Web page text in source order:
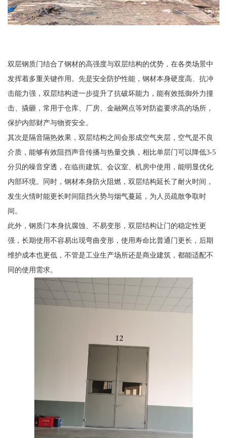
双层钢质门结合了钢材的高强度与双层结构的优势，在各类场景中
发挥着多重关键作用。先是安全防护性能，钢材本身硬度高、抗冲
击能力强，双层结构进一步提升了抗破坏能力，能有效抵御外力撞
击、撬砸，常用于仓库、厂房、金融网点等对防盗要求高的场所，
保护内部财产与物资安全。
其次是隔音隔热效果，双层结构之间会形成空气夹层，空气是不良
介质，能够有效阻挡声音传播与热量交换，相比单层门可以降低3-5
分贝的噪音穿透，在临街建筑、会议室、机房中使用，能明显优化
内部环境。同时，钢材本身防火阻燃，双层结构延长了耐火时间，
发生火情时能更长时间阻挡火势与烟气蔓延，为人员疏散争取时
间。
此外，钢质门本身抗腐蚀、不易变形，双层结构让门的稳定性更
强，长期使用不容易出现弯曲变形，使用寿命比普通门更长，后期
维护成本也更低，不管是工业生产场所还是商业建筑，都能适配不
同的使用需求。